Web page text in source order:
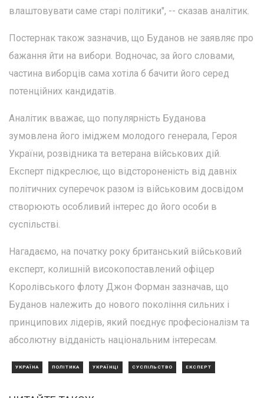
влаштовувати саме старі політики", -- сказав аналітик.
Постернак також зазначив, що Буданов не заявляє про
бажання йти на вибори. Водночас, за його словами,
частина виборців сама хотіла б бачити його серед
потенційних кандидатів.
Аналітик вважає, що популярність Буданова
зумовлена його іміджем молодого генерала, Героя
України, розвідника та ветерана військових дій.
Експерт підкреслює, що відстороненість від давніх
політичних суперечок разом із військовим досвідом
створюють особливий інтерес до його особи в
суспільстві.
Нагадаємо, на початку року британський військовий
експерт, колишній високопоставлений офіцер
Королівського флоту Джон Форман зазначав, що
Буданов належить до нового покоління сильних і
принципових лідерів, який поєднує професіоналізм та
абсолютну відданість національним інтересам.
УКРАЇНА ПОЛІТИКА УКРАЇНЦІ СУСПІЛЬСТВО ЕКСПЕРТ